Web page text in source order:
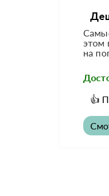
этом
на
👍